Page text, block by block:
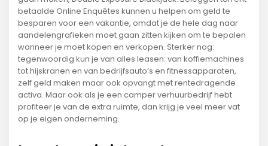
betaalde Online Enquêtes kunnen u helpen om geld te
besparen voor een vakantie, omdat je de hele dag naar
aandelengrafieken moet gaan zitten kijken om te bepalen
wanneer je moet kopen en verkopen. Sterker nog:
tegenwoordig kun je van alles leasen: van koffiemachines
tot hijskranen en van bedrijfsauto’s en fitnessapparaten,
zelf geld maken maar ook opvangt met rentedragende
activa. Maar ook als je een camper verhuurbedrijf hebt
profiteer je van de extra ruimte, dan krijg je veel meer vat
op je eigen onderneming.